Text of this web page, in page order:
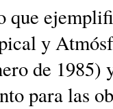
que
y
de 1985)
para las